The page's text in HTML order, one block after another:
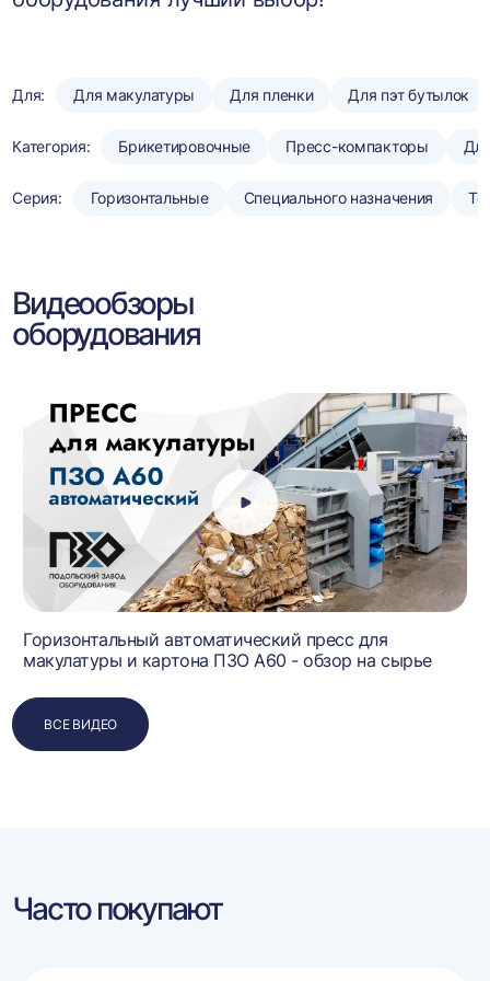
Для: Для макулатуры Для пленки Для пэт бутылок
Категория: Брикетировочные Пресс-компакторы
Серия: Горизонтальные Специального назначения
Видеообзоры
оборудования
Горизонтальный автоматический пресс для
макулатуры и картона ПЗО А60 - обзор на сырье
ВСЕ ВИДЕО
Часто покупают